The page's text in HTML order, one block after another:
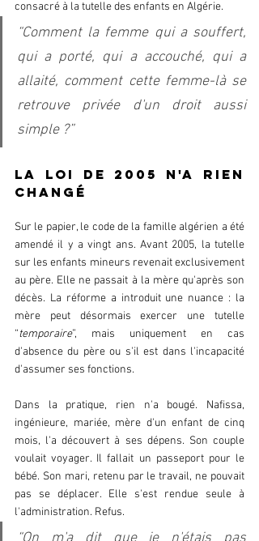
consacré à la tutelle des enfants en Algérie.
“Comment la femme qui a souffert,
qui a porté, qui a accouché, qui a
allaité, comment cette femme-là se
retrouve privée d'un droit aussi
simple ?”
La loi de 2005 n'a rien
changé
Sur le papier, le code de la famille algérien a été
amendé il y a vingt ans. Avant 2005, la tutelle
sur les enfants mineurs revenait exclusivement
au père. Elle ne passait à la mère qu'après son
décès. La réforme a introduit une nuance : la
mère peut désormais exercer une tutelle
“temporaire”, mais uniquement en cas
d'absence du père ou s'il est dans l'incapacité
d'assumer ses fonctions.
Dans la pratique, rien n'a bougé. Nafissa,
ingénieure, mariée, mère d'un enfant de cinq
mois, l'a découvert à ses dépens. Son couple
voulait voyager. Il fallait un passeport pour le
bébé. Son mari, retenu par le travail, ne pouvait
pas se déplacer. Elle s'est rendue seule à
l'administration. Refus.